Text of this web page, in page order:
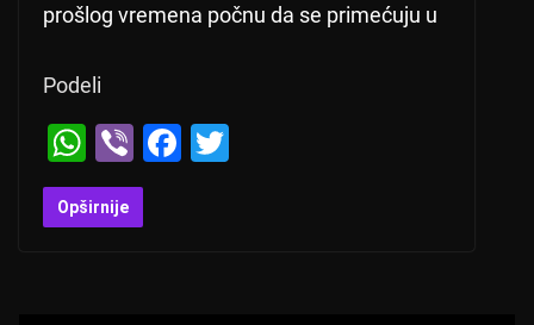
prošlog vremena počnu da se primećuju u
Podeli
W
h
at
Vi
b
er
F
Opširnije